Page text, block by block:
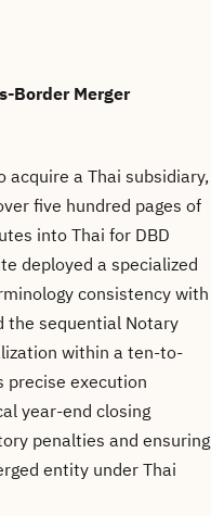
Border Merger
acquire a Thai subsidiary,
five hundred pages of
into Thai for DBD
deployed a specialized
consistency with
the sequential Notary
within a ten-to-
precise execution
year-end closing
penalties and ensuring
entity under Thai